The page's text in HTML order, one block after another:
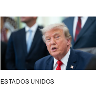
ESTADOS UNIDOS